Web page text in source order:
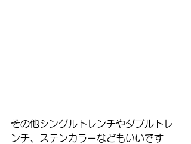
その他シングルトレンチやダブルトレ
ンチ、ステンカラーなどもいいです